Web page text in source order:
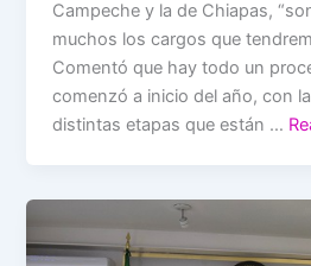
Campeche y la de Chiapas,
muchos los cargos que
Comentó que hay todo un
comenzó a inicio del año, con
distintas etapas que están …